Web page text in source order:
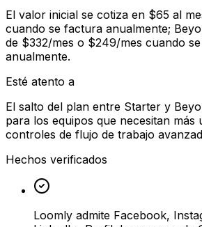
El valor inicial se cotiza en $65 al
cuando se factura anualmente;
de $332/mes o $249/mes cuando
anualmente.
Esté atento a
El salto del plan entre Starter y
para los equipos que necesitan más
controles de flujo de trabajo
Hechos verificados
Loomly admite Facebook,